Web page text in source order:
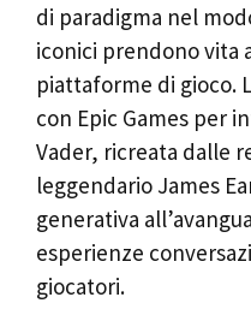
di paradigma nel
iconici prendono vita
piattaforme di gioco.
con Epic Games per
Vader, ricreata dalle
leggendario James
generativa
esperienze
giocatori.